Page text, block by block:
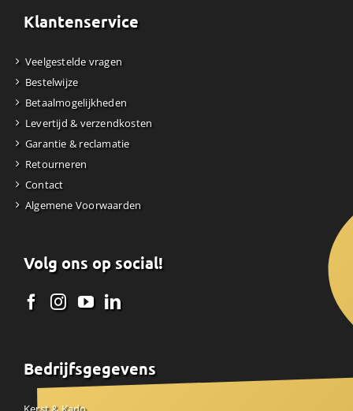
Klantenservice
Veelgestelde vragen
Bestelwijze
Betaalmogelijkheden
Levertijd & verzendkosten
Garantie & reclamatie
Retourneren
Contact
Algemene Voorwaarden
Volg ons op social!
Bedrijfsgegevens